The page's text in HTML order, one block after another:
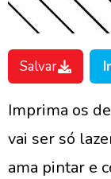
Salvar
Imprima os
vai ser só
ama pintar e